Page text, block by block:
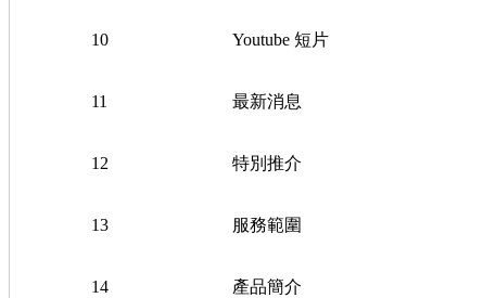
10 Youtube 短片
11 最新消息
12 特別推介
13 服務範圍
14 產品簡介